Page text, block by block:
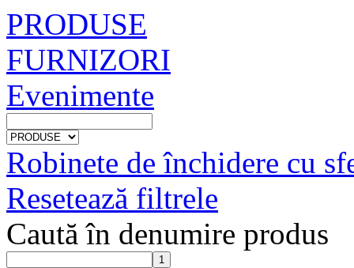
PRODUSE
FURNIZORI
Evenimente
Robinete de închidere cu
Resetează filtrele
Caută în denumire produs